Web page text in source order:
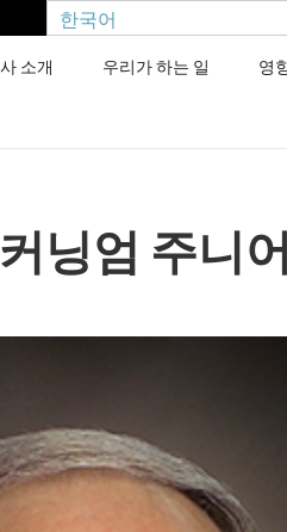
한국어
소개 우리가 하는 일 영
닝엄 주니